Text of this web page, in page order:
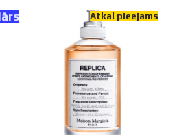
Atkal pieejams